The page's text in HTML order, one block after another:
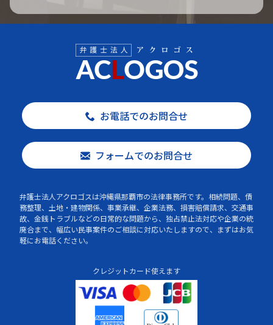
お電話でのお問合せ
フォームでのお問合せ
弁護士法人アクロゴスは沖縄県那覇市の法律事務所です。相続問題、債
務整理、土地・建物関係、事業承継、企業法務、損害賠償請求、交通事
故、金銭トラブルなどの日常的な問題から、独占禁止法対応や企業の統
廃合まで、幅広い民事案件のご相談に対応いたしますので、まずはお気
軽にお電話ください。
クレジットカード使えます